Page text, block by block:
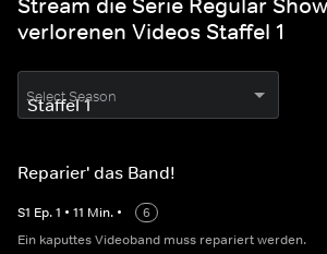
Stream die Serie Regular
verlorenen Videos Staffel 1
Select Season
Reparier' das Band!
S1 Ep.1 • 11 Min. •
6
Ein kaputtes Videoband muss repariert werden.